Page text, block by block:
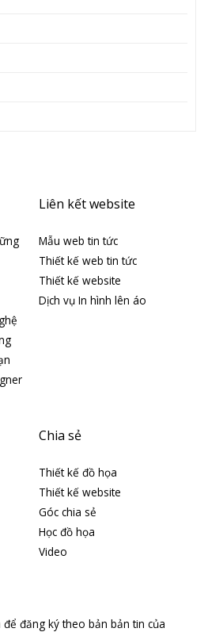
Liên kết website
Mẫu web tin tức
Thiết kế web tin tức
Thiết kế website
Dịch vụ In hình lên áo
Chia sẻ
Thiết kế đồ họa
Thiết kế website
Góc chia sẻ
Học đồ họa
Video
đăng ký theo bản bản tin của